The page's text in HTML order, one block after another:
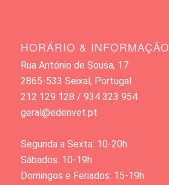
HORÁRIO & INFORMAÇÃO
Rua António de Sousa, 17
2865-533 Seixal, Portugal
212 129 128 / 934 323 954
geral@edenvet.pt
Segunda a Sexta: 10-20h
Sábados: 10-19h
Domingos e Feriados: 15-19h